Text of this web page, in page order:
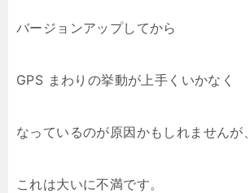
バージョンアップしてから
GPS まわりの挙動が上手くいかなく
なっているのが原因かもしれませんが、
これは大いに不満です。